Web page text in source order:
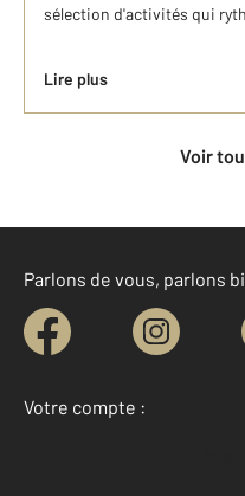
sélection d'activités qui
Lire plus
Voir
Parlons de vous, parlons
Votre compte :